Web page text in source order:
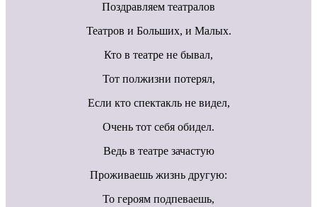
Поздравляем театралов
Театров и Больших, и Малых.
Кто в театре не бывал,
Тот полжизни потерял,
Если кто спектакль не видел,
Очень тот себя обидел.
Ведь в театре зачастую
Проживаешь жизнь другую:
То героям подпеваешь,